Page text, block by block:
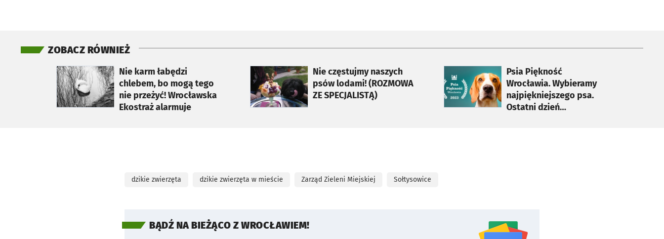
ZOBACZ RÓWNIEŻ
Nie karm łabędzi
chlebem, bo mogą tego
nie przeżyć! Wrocławska
Ekostraż alarmuje
otworzy się w nowej karcie
Nie częstujmy naszych
psów lodami! (ROZMOWA
ZE SPECJALISTĄ)
otworzy się w nowej karcie
Psia Piękność
Wrocławia. Wybieramy
najpiękniejszego psa.
Ostatni dzień
otworzy się w nowej karcie
dzikie zwierzęta dzikie zwierzęta w mieście Zarząd Zieleni Miejskiej Sołtysowice
BĄDŹ NA BIEŻĄCO Z WROCŁAWIEM!